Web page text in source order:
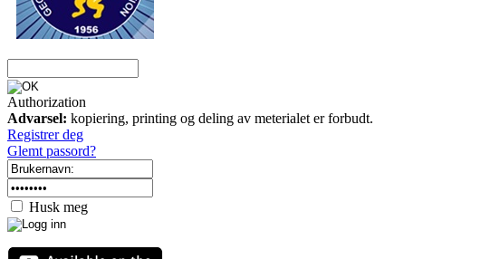
Authorization
Advarsel: kopiering, printing og deling av meterialet er forbudt.
Registrer deg
Glemt passord?
Husk meg